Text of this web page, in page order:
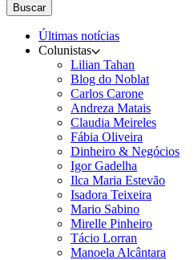
Buscar
Últimas notícias
Colunistas
Lilian Tahan
Blog do Noblat
Carlos Carone
Andreza Matais
Claudia Meireles
Fábia Oliveira
Dinheiro & Negócios
Igor Gadelha
Ilca Maria Estevão
Isadora Teixeira
Mario Sabino
Mirelle Pinheiro
Tácio Lorran
Manoela Alcântara